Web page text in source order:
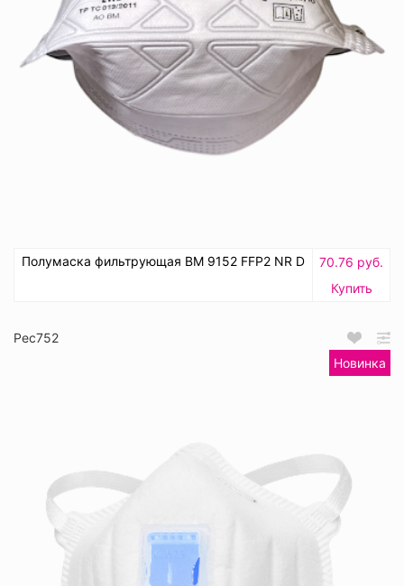
Полумаска фильтрующая ВМ 9152 FFP2 NR D
70.76 руб.
Купить
Рес752
Новинка